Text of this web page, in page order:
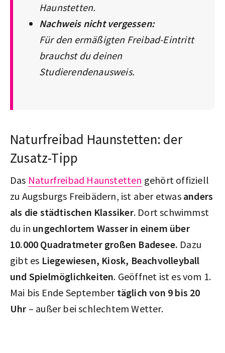
Haunstetten.
Nachweis nicht vergessen:
Für den ermäßigten Freibad-Eintritt
brauchst du deinen
Studierendenausweis.
Naturfreibad Haunstetten: der
Zusatz-Tipp
Das Naturfreibad Haunstetten gehört offiziell
zu Augsburgs Freibädern, ist aber etwas anders
als die städtischen Klassiker. Dort schwimmst
du in ungechlortem Wasser in einem über
10.000 Quadratmeter großen Badesee. Dazu
gibt es Liegewiesen, Kiosk, Beachvolleyball
und Spielmöglichkeiten. Geöffnet ist es vom 1.
Mai bis Ende September täglich von 9 bis 20
Uhr – außer bei schlechtem Wetter.